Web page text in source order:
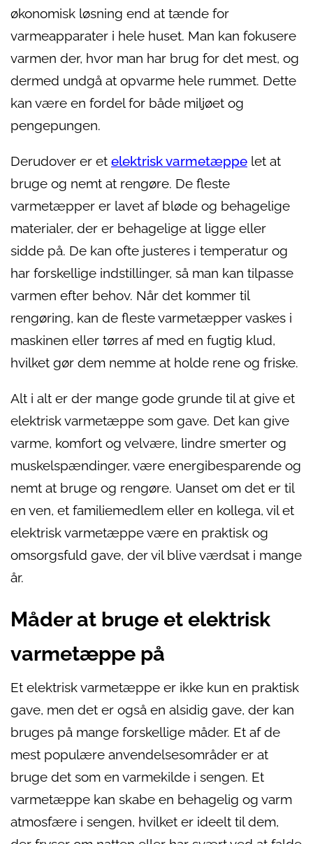
økonomisk løsning end at tænde for
varmeapparater i hele huset. Man kan fokusere
varmen der, hvor man har brug for det mest, og
dermed undgå at opvarme hele rummet. Dette
kan være en fordel for både miljøet og
pengepungen.
Derudover er et elektrisk varmetæppe let at
bruge og nemt at rengøre. De fleste
varmetæpper er lavet af bløde og behagelige
materialer, der er behagelige at ligge eller
sidde på. De kan ofte justeres i temperatur og
har forskellige indstillinger, så man kan tilpasse
varmen efter behov. Når det kommer til
rengøring, kan de fleste varmetæpper vaskes i
maskinen eller tørres af med en fugtig klud,
hvilket gør dem nemme at holde rene og friske.
Alt i alt er der mange gode grunde til at give et
elektrisk varmetæppe som gave. Det kan give
varme, komfort og velvære, lindre smerter og
muskelspændinger, være energibesparende og
nemt at bruge og rengøre. Uanset om det er til
en ven, et familiemedlem eller en kollega, vil et
elektrisk varmetæppe være en praktisk og
omsorgsfuld gave, der vil blive værdsat i mange
år.
Måder at bruge et elektrisk
varmetæppe på
Et elektrisk varmetæppe er ikke kun en praktisk
gave, men det er også en alsidig gave, der kan
bruges på mange forskellige måder. Et af de
mest populære anvendelsesområder er at
bruge det som en varmekilde i sengen. Et
varmetæppe kan skabe en behagelig og varm
atmosfære i sengen, hvilket er ideelt til dem,